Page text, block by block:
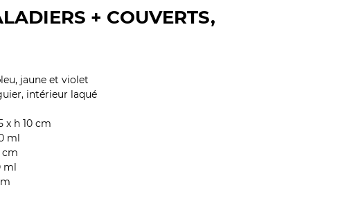
+ COUVERTS,
jaune et violet
intérieur laqué
x h 10 cm
ml
cm
ml